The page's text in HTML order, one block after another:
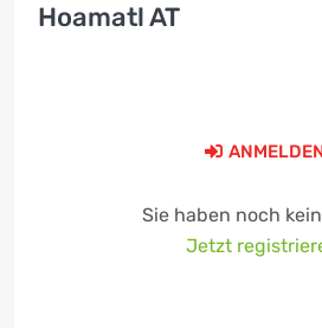
Hoamatl AT
Sie haben noch
Jetzt